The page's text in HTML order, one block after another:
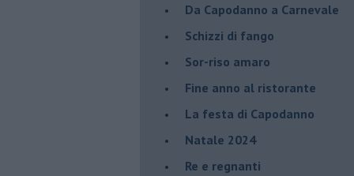
Da Capodanno a Carnevale
Schizzi di fango
Sor-riso amaro
Fine anno al ristorante
La festa di Capodanno
Natale 2024
Re e regnanti